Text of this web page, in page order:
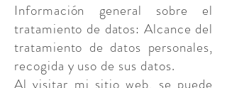
Información general sobre el
tratamiento de datos: Alcance del
tratamiento de datos personales,
recogida y uso de sus datos.
Al visitar mi sitio web, se puede